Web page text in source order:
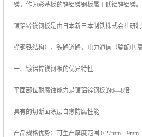
镁，作为彩基板的锌铝镁钢板属于低铝锌铝镁
镀铝锌镁钢板是由日本新日本制铁株式会社研
棚钢铁结构），铁路道路，电力通信（输配电
一、镀铝锌镁钢板的优异特性
平面部位耐腐蚀能力是镀铝锌钢板的6—8倍
具有的切断面涂层自愈防腐性能
产品规格优势：可生产厚度范围 0.27mm---9mm